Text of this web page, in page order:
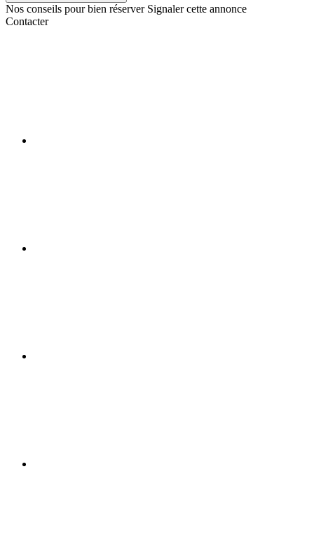
Nos conseils pour bien réserver Signaler cette annonce
Contacter